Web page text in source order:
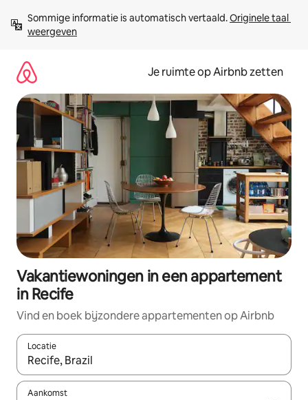
direct
naar
Sommige informatie is automatisch vertaald. Originele taal
weergeven
Je ruimte op Airbnb zetten
Vakantiewoningen in een appartement
in Recife
Vind en boek bijzondere appartementen op Airbnb
Locatie
Wanneer er suggesties beschikbaar zijn, maak je een keuze
Aankomst